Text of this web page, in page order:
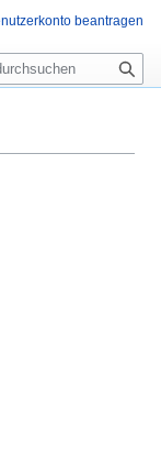
beantragen